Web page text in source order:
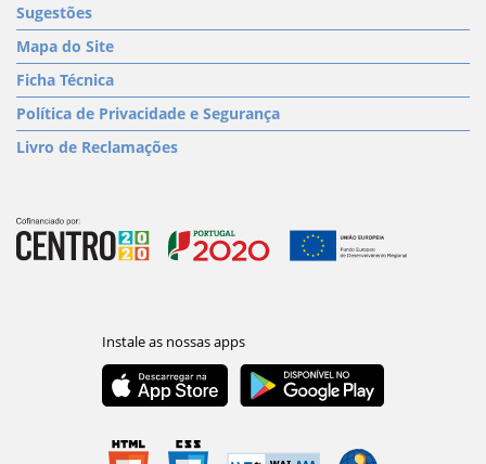
Sugestões
Mapa do Site
Ficha Técnica
Política de Privacidade e Segurança
Livro de Reclamações